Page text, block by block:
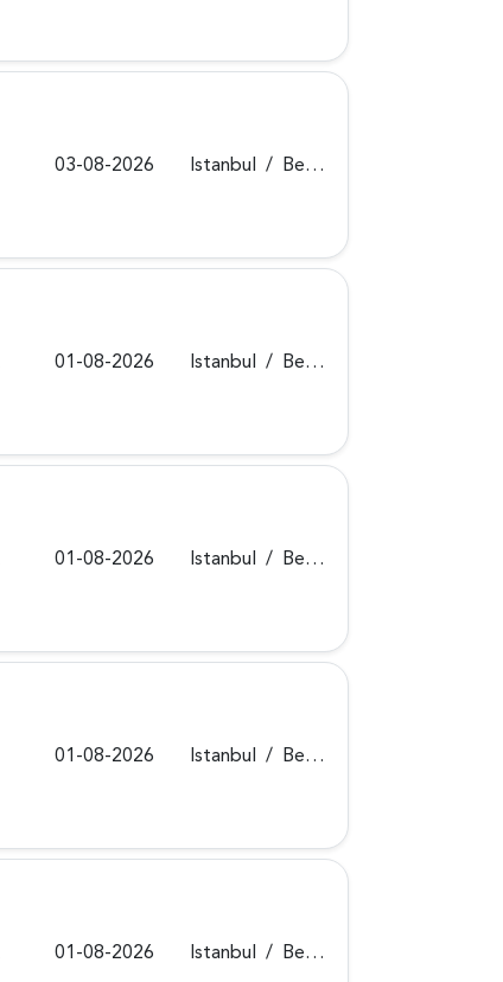
03-08-2026 Istanbul / Beykoz
01-08-2026 Istanbul / Beykoz
01-08-2026 Istanbul / Beykoz
01-08-2026 Istanbul / Beykoz
01-08-2026 Istanbul / Beykoz